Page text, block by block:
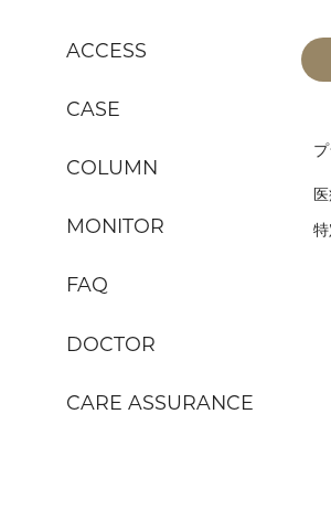
ACCESS
CASE
COLUMN
MONITOR
FAQ
DOCTOR
CARE ASSURANCE
特